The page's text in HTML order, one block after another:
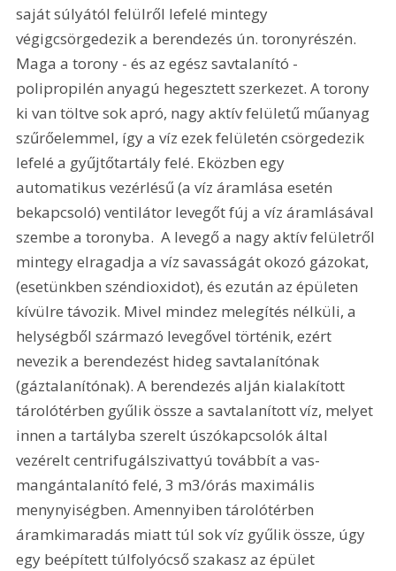
saját súlyától felülről lefelé mintegy
végigcsörgedezik a berendezés ún. toronyrészén.
Maga a torony - és az egész savtalanító -
polipropilén anyagú hegesztett szerkezet. A torony
ki van töltve sok apró, nagy aktív felületű műanyag
szűrőelemmel, így a víz ezek felületén csörgedezik
lefelé a gyűjtőtartály felé. Eközben egy
automatikus vezérlésű (a víz áramlása esetén
bekapcsoló) ventilátor levegőt fúj a víz áramlásával
szembe a toronyba.  A levegő a nagy aktív felületről
mintegy elragadja a víz savasságát okozó gázokat,
(esetünkben széndioxidot), és ezután az épületen
kívülre távozik. Mivel mindez melegítés nélküli, a
helységből származó levegővel történik, ezért
nevezik a berendezést hideg savtalanítónak
(gáztalanítónak). A berendezés alján kialakított
tárolótérben gyűlik össze a savtalanított víz, melyet
innen a tartályba szerelt úszókapcsolók által
vezérelt centrifugálszivattyú továbbít a vas-
mangántalanító felé, 3 m3/órás maximális
menynyiségben. Amennyiben tárolótérben
áramkimaradás miatt túl sok víz gyűlik össze, úgy
egy beépített túlfolyócső szakasz az épület